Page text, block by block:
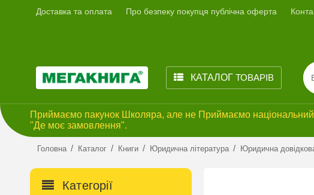
Доставка та оплата Про безпеку покупця публічна оферта
КАТАЛОГТОВАРІВ
Приймаємо пакунок Школяра, але не Приймаємо національний
"Де моє замовлення".
Головна / Каталог / Книги / Юридична література / Юридична
Категорії